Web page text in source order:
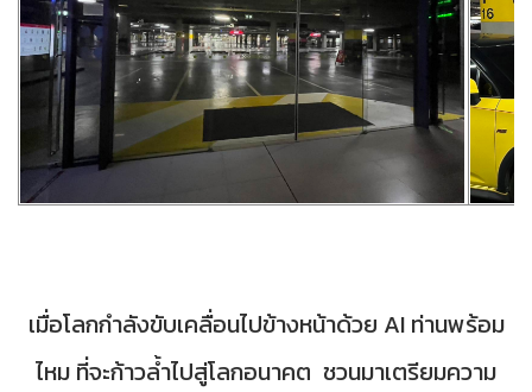
เมื่อโลกกำลังขับเคลื่อนไปข้างหน้าด้วย AI ท่านพร้อม
ไหม ที่จะก้าวล้ำไปสู่โลกอนาคต ชวนมาเตรียมความ